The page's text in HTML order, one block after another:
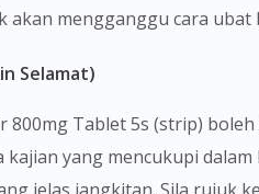
akan mengganggu cara ubat
Selamat)
800mg Tablet 5s (strip)
kajian yang mencukupi